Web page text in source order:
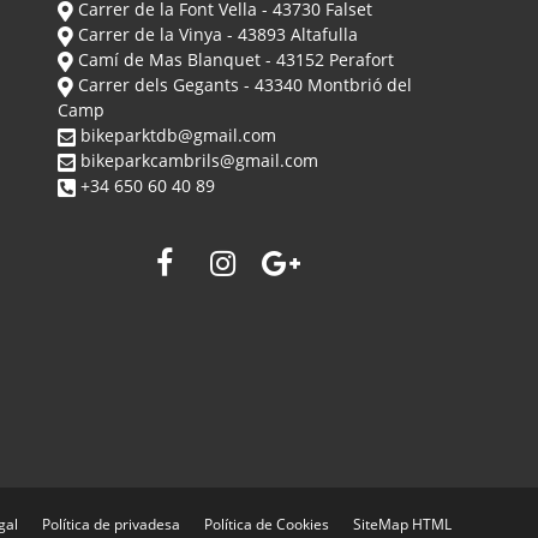
Carrer de la Font Vella - 43730 Falset
Carrer de la Vinya - 43893 Altafulla
Camí de Mas Blanquet - 43152 Perafort
Carrer dels Gegants - 43340 Montbrió del
Camp
bikeparktdb@gmail.com
bikeparkcambrils@gmail.com
+34 650 60 40 89
Política de privadesa Política de Cookies SiteMap HTML